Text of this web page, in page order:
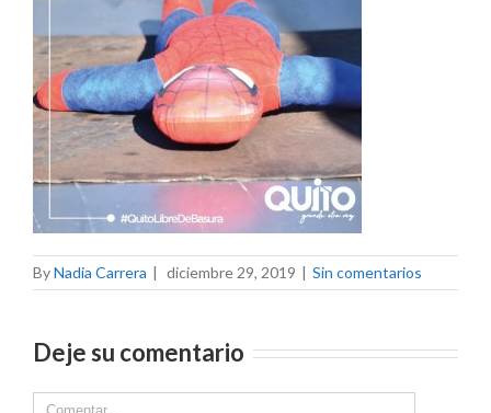
ByNadia Carrera | diciembre 29, 2019 | Sin comentarios
Deje su comentario
Comment